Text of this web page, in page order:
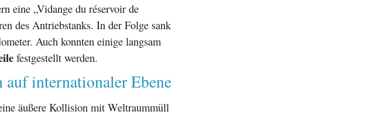
eine „Vidange du réservoir de
des Antriebstanks. In der Folge sank
Auch konnten einige langsam
festgestellt werden.
internationaler Ebene
äußere Kollision mit Weltraummüll